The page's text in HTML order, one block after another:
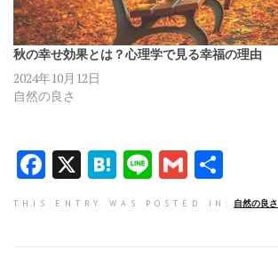
秋の幸せ効果とは？心理学で見る幸福の理由
2024年10月12日
自然の良さ
F
a
X H
at
Li
n
G
m 有
THIS ENTRY WAS POSTED IN: 自然の良さ